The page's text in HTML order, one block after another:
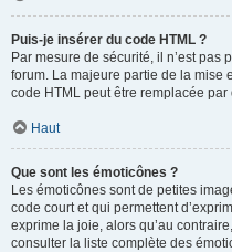
Puis-je insérer du code HTML ?
Par mesure de sécurité, il n’est pas
forum. La majeure partie de la mise
code HTML peut être remplacée par
Haut
Que sont les émoticônes ?
Les émoticônes sont de petites
code court et qui permettent
exprime la joie, alors qu’au
consulter la liste complète des